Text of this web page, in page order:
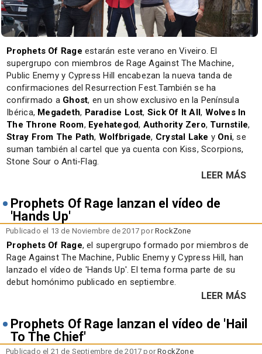
Prophets Of Rage estarán este verano en Viveiro. El
supergrupo con miembros de Rage Against The Machine,
Public Enemy y Cypress Hill encabezan la nueva tanda de
confirmaciones del Resurrection Fest.También se ha
confirmado aGhost, en un show exclusivo en la Península
Ibérica, Megadeth, Paradise Lost, Sick Of It All, Wolves In
The Throne Room, Eyehategod, Authority Zero, Turnstile,
Stray From The Path, Wolfbrigade, Crystal Lake y Oni, se
suman también al cartel que ya cuenta con Kiss, Scorpions,
Stone Sour o Anti-Flag.
LEER MÁS
Prophets Of Rage lanzan el vídeo de
'Hands Up'
Publicado el 13 de Noviembre de 2017 porRockZone
Prophets Of Rage, el supergrupo formado por miembros de
Rage Against The Machine, Public Enemy y Cypress Hill, han
lanzado el vídeo de 'Hands Up'. El tema forma parte de su
debut homónimo publicado en septiembre.
LEER MÁS
Prophets Of Rage lanzan el vídeo de 'Hail
To The Chief'
Publicado el 21 de Septiembre de 2017 porRockZone